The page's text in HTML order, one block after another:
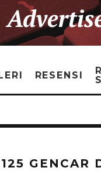
RESENSI
GENCAR